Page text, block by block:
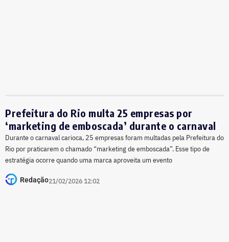
Prefeitura do Rio multa 25 empresas por
‘marketing de emboscada’ durante o carnaval
Durante o carnaval carioca, 25 empresas foram multadas pela Prefeitura do
Rio por praticarem o chamado “marketing de emboscada”. Esse tipo de
estratégia ocorre quando uma marca aproveita um evento
Redação21/02/2026 12:02